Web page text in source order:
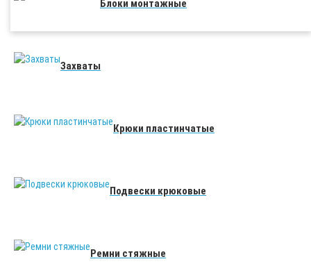
Блоки монтажные
Захваты
Крюки пластинчатые
Подвески крюковые
Ремни стяжные